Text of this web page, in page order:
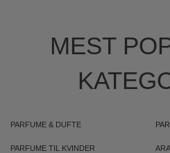
MEST
PARFUME & DUFTE
PARFUME TIL KVINDER